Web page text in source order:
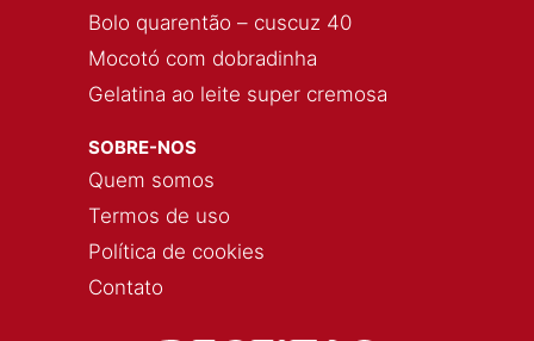
Bolo quarentão – cuscuz 40
Mocotó com dobradinha
Gelatina ao leite super cremosa
SOBRE-NOS
Quem somos
Termos de uso
Política de cookies
Contato